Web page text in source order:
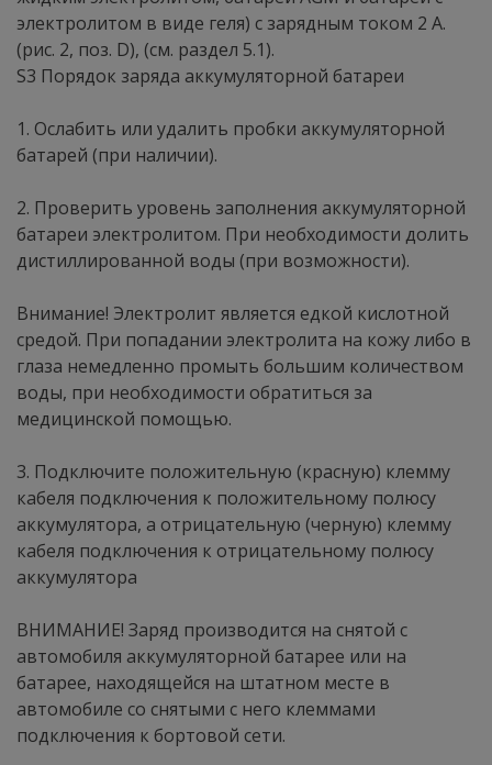
электролитом в виде геля) с зарядным током 2 А.
(рис. 2, поз. D), (см. раздел 5.1).
S3 Порядок заряда аккумуляторной батареи
1. Ослабить или удалить пробки аккумуляторной
батарей (при наличии).
2. Проверить уровень заполнения аккумуляторной
батареи электролитом. При необходимости долить
дистиллированной воды (при возможности).
Внимание! Электролит является едкой кислотной
средой. При попадании электролита на кожу либо в
глаза немедленно промыть большим количеством
воды, при необходимости обратиться за
медицинской помощью.
3. Подключите положительную (красную) клемму
кабеля подключения к положительному полюсу
аккумулятора, а отрицательную (черную) клемму
кабеля подключения к отрицательному полюсу
аккумулятора
ВНИМАНИЕ! Заряд производится на снятой с
автомобиля аккумуляторной батарее или на
батарее, находящейся на штатном месте в
автомобиле со снятыми с него клеммами
подключения к бортовой сети.